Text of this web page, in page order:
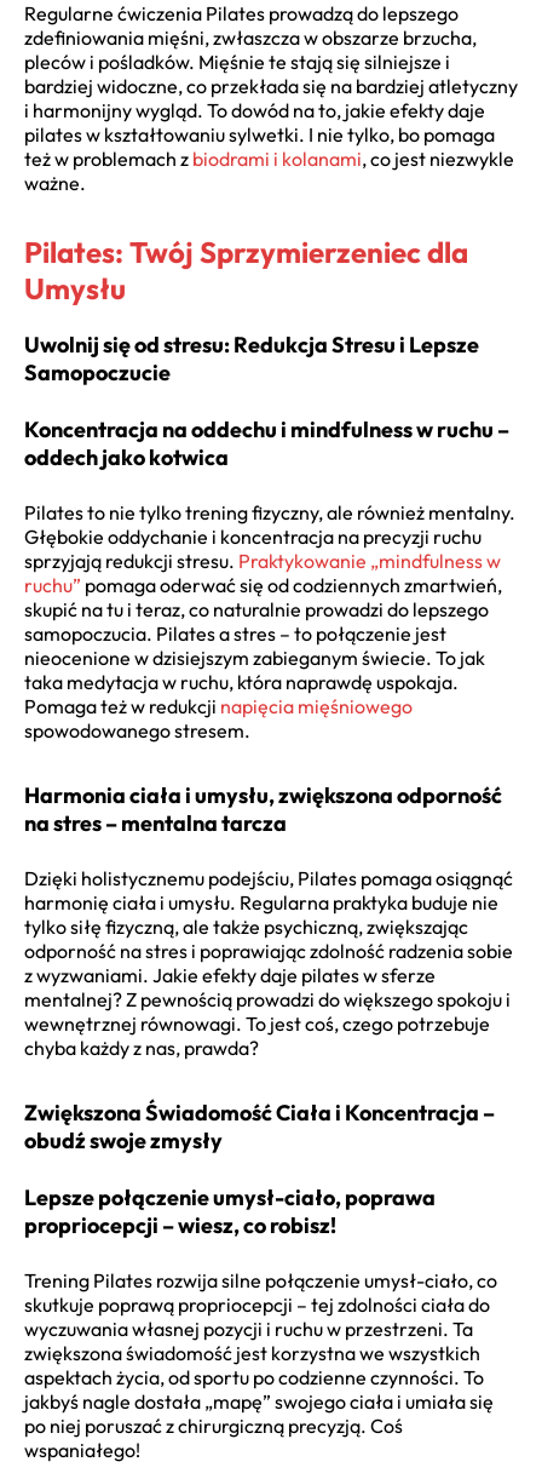
Regularne ćwiczenia Pilates prowadzą do lepszego
zdefiniowania mięśni, zwłaszcza w obszarze brzucha,
pleców i pośladków. Mięśnie te stają się silniejsze i
bardziej widoczne, co przekłada się na bardziej atletyczny
i harmonijny wygląd. To dowód na to, jakie efekty daje
pilates w kształtowaniu sylwetki. I nie tylko, bo pomaga
też w problemach z biodrami i kolanami, co jest niezwykle
ważne.
Pilates: Twój Sprzymierzeniec dla
Umysłu
Uwolnij się od stresu: Redukcja Stresu i Lepsze
Samopoczucie
Koncentracja na oddechu i mindfulness w ruchu –
oddech jako kotwica
Pilates to nie tylko trening fizyczny, ale również mentalny.
Głębokie oddychanie i koncentracja na precyzji ruchu
sprzyjają redukcji stresu. Praktykowanie „mindfulness w
ruchu” pomaga oderwać się od codziennych zmartwień,
skupić na tu i teraz, co naturalnie prowadzi do lepszego
samopoczucia. Pilates a stres – to połączenie jest
nieocenione w dzisiejszym zabieganym świecie. To jak
taka medytacja w ruchu, która naprawdę uspokaja.
Pomaga też w redukcji napięcia mięśniowego
spowodowanego stresem.
Harmonia ciała i umysłu, zwiększona odporność
na stres – mentalna tarcza
Dzięki holistycznemu podejściu, Pilates pomaga osiągnąć
harmonię ciała i umysłu. Regularna praktyka buduje nie
tylko siłę fizyczną, ale także psychiczną, zwiększając
odporność na stres i poprawiając zdolność radzenia sobie
z wyzwaniami. Jakie efekty daje pilates w sferze
mentalnej? Z pewnością prowadzi do większego spokoju i
wewnętrznej równowagi. To jest coś, czego potrzebuje
chyba każdy z nas, prawda?
Zwiększona Świadomość Ciała i Koncentracja –
obudź swoje zmysły
Lepsze połączenie umysł-ciało, poprawa
propriocepcji – wiesz, co robisz!
Trening Pilates rozwija silne połączenie umysł-ciało, co
skutkuje poprawą propriocepcji – tej zdolności ciała do
wyczuwania własnej pozycji i ruchu w przestrzeni. Ta
zwiększona świadomość jest korzystna we wszystkich
aspektach życia, od sportu po codzienne czynności. To
jakbyś nagle dostała „mapę” swojego ciała i umiała się
po niej poruszać z chirurgiczną precyzją. Coś
wspaniałego!